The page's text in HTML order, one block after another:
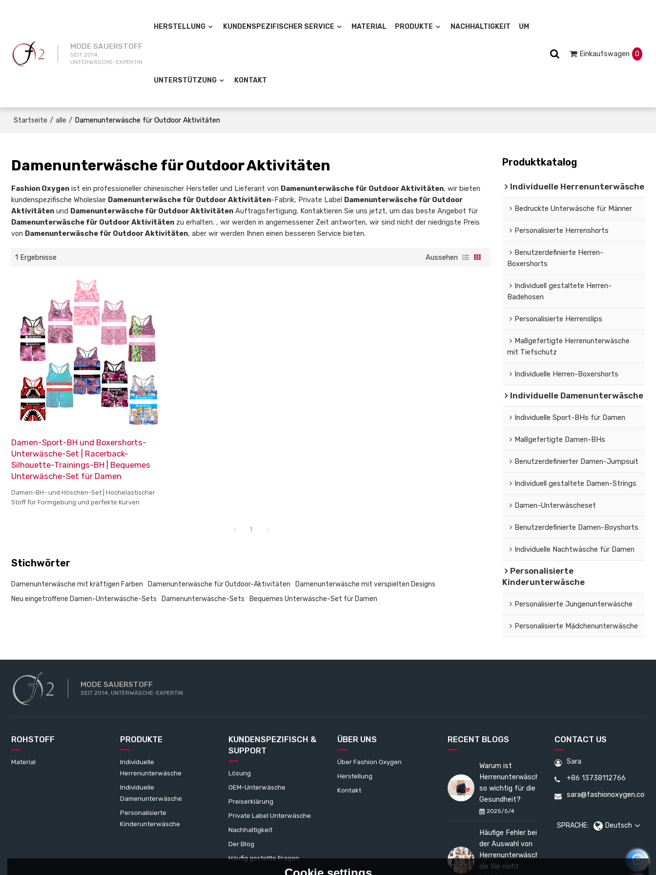
MODE SAUERSTOFF
SEIT 2014,
UNTERWÄSCHE-EXPERTIN
HERSTELLUNG KUNDENSPEZIFISCHER SERVICE MATERIAL PRODUKTE NACHHALTIGKEIT UM
UNTERSTÜTZUNG KONTAKT
Einkaufswagen 0
Startseite / alle / Damenunterwäsche für Outdoor Aktivitäten
Damenunterwäsche für Outdoor Aktivitäten
Fashion Oxygen ist ein professioneller chinesischer Hersteller und Lieferant von Damenunterwäsche für Outdoor Aktivitäten, wir bieten
kundenspezifische Wholeslae Damenunterwäsche für Outdoor Aktivitäten-Fabrik, Private Label Damenunterwäsche für Outdoor
Aktivitäten und Damenunterwäsche für Outdoor Aktivitäten Auftragsfertigung. Kontaktieren Sie uns jetzt, um das beste Angebot für
Damenunterwäsche für Outdoor Aktivitäten zu erhalten. , wir werden in angemessener Zeit antworten, wir sind nicht der niedrigste Preis
von Damenunterwäsche für Outdoor Aktivitäten, aber wir werden Ihnen einen besseren Service bieten.
1 Ergebnisse Aussehen
Damen-Sport-BH und Boxershorts-
Unterwäsche-Set | Racerback-
Silhouette-Trainings-BH | Bequemes
Unterwäsche-Set für Damen
Damen-BH- und Höschen-Set | Hochelastischer
Stoff für Formgebung und perfekte Kurven
1
Stichwörter
Damenunterwäsche mit kräftigen Farben Damenunterwäsche für Outdoor-Aktivitäten
Damenunterwäsche mit verspielten Designs
Neu eingetroffene Damen-Unterwäsche-Sets
Damenunterwäsche-Sets Bequemes Unterwäsche-Set für Damen
Produktkatalog
Individuelle Herrenunterwäsche
Bedruckte Unterwäsche für Männer
Personalisierte Herrenshorts
Benutzerdefinierte Herren-
Boxershorts
Individuell gestaltete Herren-
Badehosen
Personalisierte Herrenslips
Maßgefertigte Herrenunterwäsche
mit Tiefschutz
Individuelle Herren-Boxershorts
Individuelle Damenunterwäsche
Individuelle Sport-BHs für Damen
Maßgefertigte Damen-BHs
Benutzerdefinierter Damen-Jumpsuit
Individuell gestaltete Damen-Strings
Damen-Unterwäscheset
Benutzerdefinierte Damen-Boyshorts
Individuelle Nachtwäsche für Damen
Personalisierte
Kinderunterwäsche
Personalisierte Jungenunterwäsche
Personalisierte Mädchenunterwäsche
MODE SAUERSTOFF
SEIT 2014, UNTERWÄSCHE-EXPERTIN
ROHSTOFF
Material
PRODUKTE
Individuelle
Herrenunterwäsche
Individuelle
Damenunterwäsche
Personalisierte
Kinderunterwäsche
KUNDENSPEZIFISCH &
SUPPORT
Lösung
OEM-Unterwäsche
Preiserklärung
Private Label Unterwäsche
Nachhaltigkeit
Der Blog
Häufig gestellte Fragen
ÜBER UNS
Über Fashion Oxygen
Herstellung
Kontakt
RECENT BLOGS
2025/5/4
Warum ist
Herrenunterwäsche
so wichtig für die
Gesundheit?
Häufige Fehler bei
der Auswahl von
Herrenunterwäsche,
die Sie nicht
CONTACT US
Sara
+86 13738112766
sara@fashionoxygen.com
SPRACHE: Deutsch